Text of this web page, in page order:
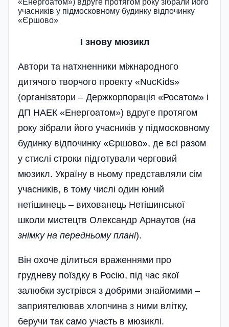
I знову мюзикл
Автори та натхненники міжнародного
дитячого творчого проекту «NucKids»
(організатори – Держкорпорація «Росатом» і
ДП НАЕК «Енергоатом») вдруге протягом
року зібрали його учасників у підмосковному
будинку відпочинку «Єршово», де всі разом
у стислі строки підготували черговий
мюзикл. Україну в ньому представляли сім
учасників, в тому числі один юний
нетішинець – вихованець Нетішинської
школи мистецтв Олександр Арнаутов (на
знімку на передньому плані).
Він охоче ділиться враженнями про
грудневу поїздку в Росію, під час якої
залюбки зустрівся з добрими знайомими –
заприятелював хлопчина з ними влітку,
беручи так само участь в мюзиклі.